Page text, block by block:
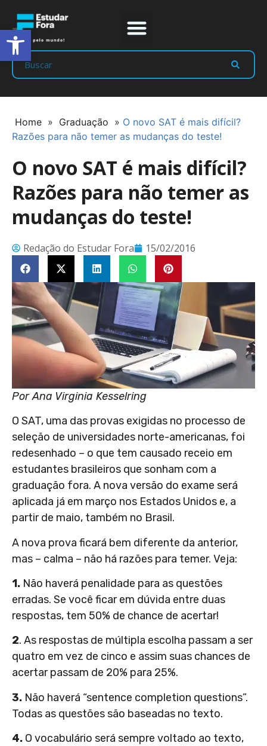
Home » Graduação » O novo SAT é mais difícil?
Razões para não temer as mudanças do teste!
O novo SAT é mais difícil?
Razões para não temer as
mudanças do teste!
Redação do Estudar Fora 15/02/2016
Por Ana Virginia Kesselring
O SAT, uma das provas exigidas no processo de
seleção de universidades norte-americanas, foi
redesenhado – o que tem causado receio em
estudantes brasileiros que sonham com a
graduação fora. A nova versão do exame será
aplicada já em março nos Estados Unidos e, a
partir de maio, também no Brasil.
A nova prova ficará bem diferente da anterior,
mas – calma – não há razões para temer. Veja:
1. Não haverá penalidade para as questões
erradas. Se você ficar em dúvida entre duas
respostas, tem 50% de chance de acertar!
2. As respostas de múltipla escolha passam a ser
quatro em vez de cinco e assim suas chances de
acertar passam de 20% para 25%.
3. Não haverá “sentence completion questions”.
Todas as questões são baseadas no texto.
4. O vocabulário será sempre voltado ao texto,
Abrir a barra de ferramentas